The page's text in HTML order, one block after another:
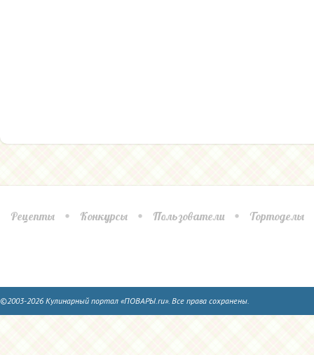
Рецепты Конкурсы Пользователи Тортоделы
©2003-2026 Кулинарный портал «ПОВАРЫ.ru». Все права сохранены.